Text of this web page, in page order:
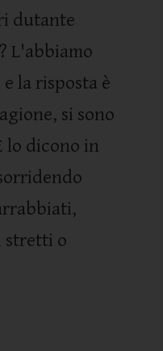
dutante
L'abbiamo
la risposta è
si sono
lo dicono in
stretti o